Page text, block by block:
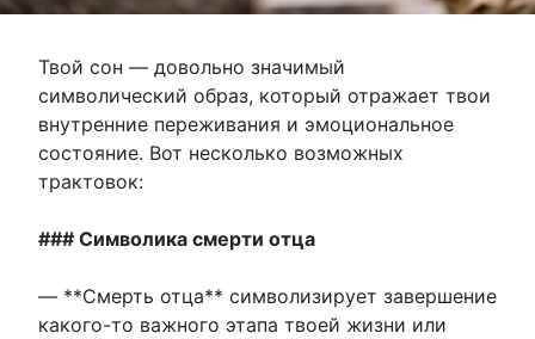
Твой сон — довольно значимый
символический образ, который отражает твои
внутренние переживания и эмоциональное
состояние. Вот несколько возможных
трактовок:
### Символика смерти отца
— **Смерть отца** символизирует завершение
какого-то важного этапа твоей жизни или